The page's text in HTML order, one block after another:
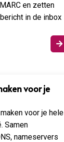
en zetten
in de inbox

voor je
voor je hele
Samen
nameservers